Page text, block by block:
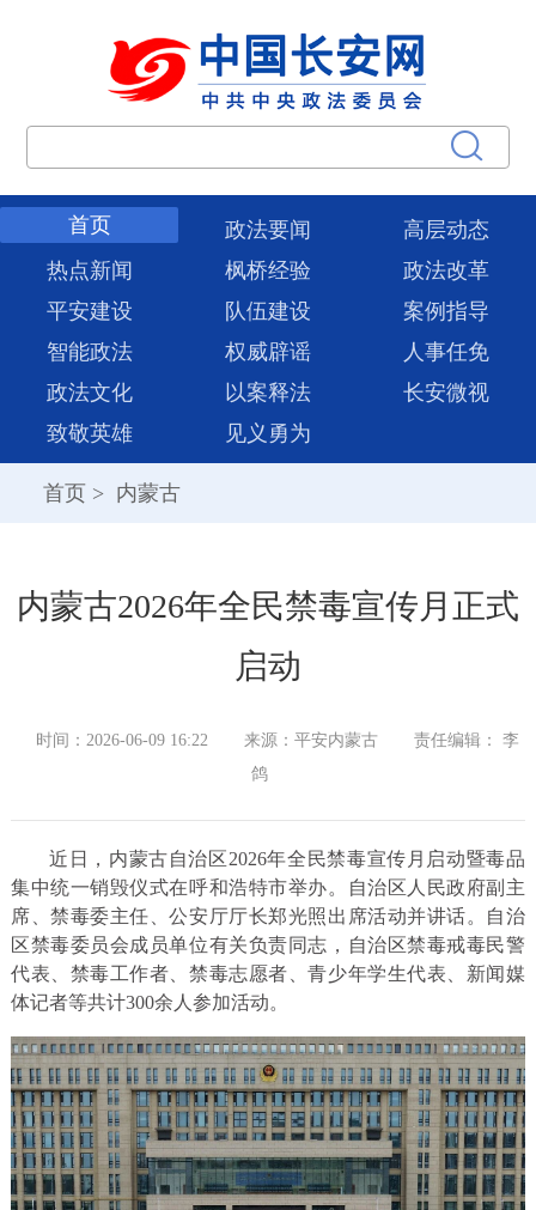
首页 政法要闻
高层动态
热点新闻
枫桥经验
政法改革
平安建设
队伍建设
案例指导
智能政法
权威辟谣
人事任免
政法文化
以案释法
长安微视
致敬英雄
见义勇为
首页 > 内蒙古
内蒙古2026年全民禁毒宣传月正式
启动
时间：2026-06-09 16:22 来源：平安内蒙古
责任编辑： 李
鸽
近日，内蒙古自治区2026年全民禁毒宣传月启动暨毒品
集中统一销毁仪式在呼和浩特市举办。自治区人民政府副主
席、禁毒委主任、公安厅厅长郑光照出席活动并讲话。自治
区禁毒委员会成员单位有关负责同志，自治区禁毒戒毒民警
代表、禁毒工作者、禁毒志愿者、青少年学生代表、新闻媒
体记者等共计300余人参加活动。